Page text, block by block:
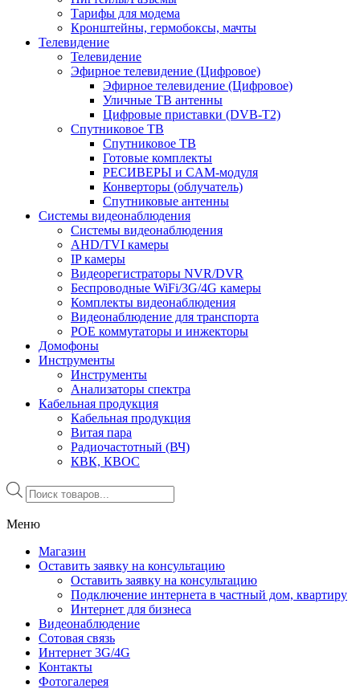
Тарифы для модема
Кронштейны, гермобоксы, мачты
Телевидение
Телевидение
Эфирное телевидение (Цифровое)
Эфирное телевидение (Цифровое)
Уличные ТВ антенны
Цифровые приставки (DVB-T2)
Спутниковое ТВ
Спутниковое ТВ
Готовые комплекты
РЕСИВЕРЫ и CAM-модуля
Конверторы (облучатель)
Спутниковые антенны
Системы видеонаблюдения
Системы видеонаблюдения
AHD/TVI камеры
IP камеры
Видеорегистраторы NVR/DVR
Беспроводные WiFi/3G/4G камеры
Комплекты видеонаблюдения
Видеонаблюдение для транспорта
POE коммутаторы и инжекторы
Домофоны
Инструменты
Инструменты
Анализаторы спектра
Кабельная продукция
Кабельная продукция
Витая пара
Радиочастотный (ВЧ)
КВК, КВОС
Поиск
товаров
Меню
Магазин
Оставить заявку на консультацию
Оставить заявку на консультацию
Подключение интернета в частный дом, квартиру
Интернет для бизнеса
Видеонаблюдение
Сотовая связь
Интернет 3G/4G
Контакты
Фотогалерея